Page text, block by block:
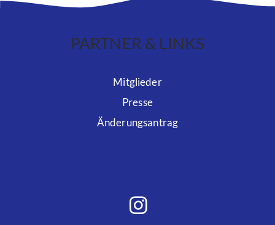
PARTNER & LINKS
Mitglieder
Presse
Änderungsantrag